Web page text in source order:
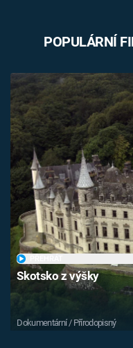
POPULÁRNÍ
Skotsko z výšky
Dokumentární / Přírodopisný